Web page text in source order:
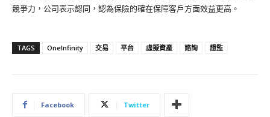
競爭力，公司表示認同，認為保險的確在保障客戶方面效益更高。
TAGS OneInfinity 交易 平台 虛擬資產 諮詢 證監
Facebook Twitter